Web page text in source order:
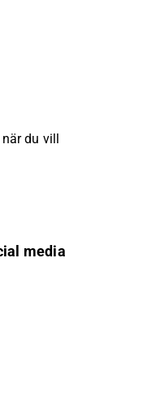
du vill
media